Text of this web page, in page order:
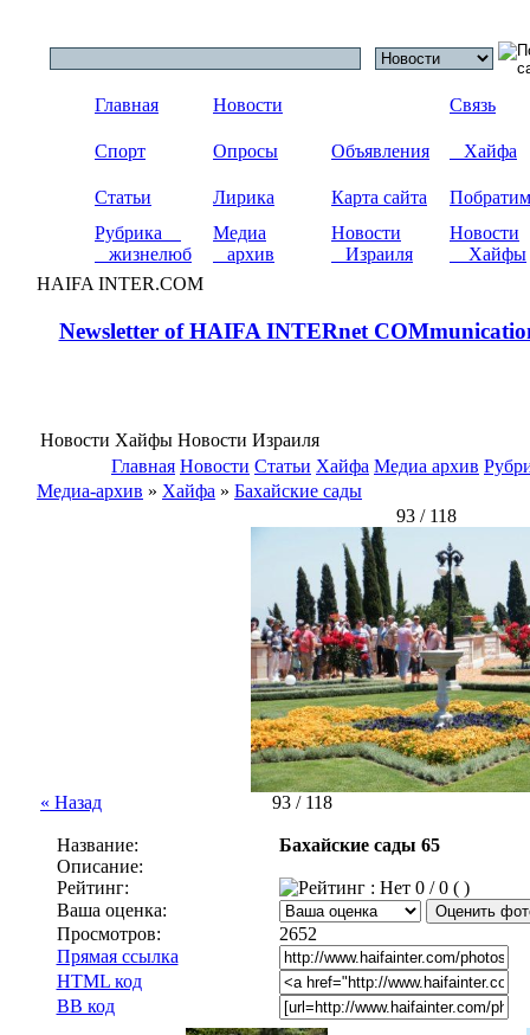
Главная Новости Связь
Спорт Опросы Объявления Хайфа
Статьи Лирика Карта сайта
Рубрика
жизнелюб
Медиа
архив
Новости
Израиля
Новости
Хайфы
HAIFA INTER.COM
Newsletter of HAIFA INTERnet
Новости Хайфы Новости Израиля
Главная Новости Статьи Хайфа Медиа архив
Медиа-архив » Хайфа » Бахайские сады
93 / 118
« Назад 93 / 118
Название:
Бахайские сады 65
Описание:
Рейтинг:
0 / 0 ( )
Ваша оценка:
Просмотров:
2652
Прямая ссылка
HTML код
BB код